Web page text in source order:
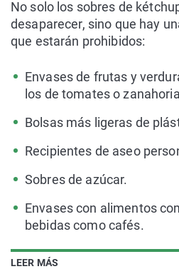
LEER MÁS
No solo los sobres de
desaparecer, sino que hay
que estarán prohibidos:
Envases de frutas y
los de tomates o
Bolsas más ligeras de
Recipientes de aseo
Sobres de azúcar.
Envases con alimentos
bebidas como cafés.